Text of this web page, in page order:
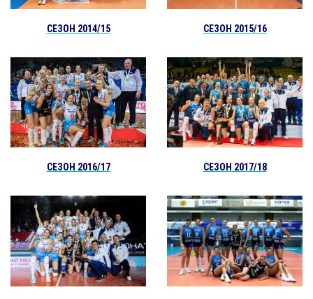
СЕЗОН 2014/15 СЕЗОН 2015/16
СЕЗОН 2016/17 СЕЗОН 2017/18